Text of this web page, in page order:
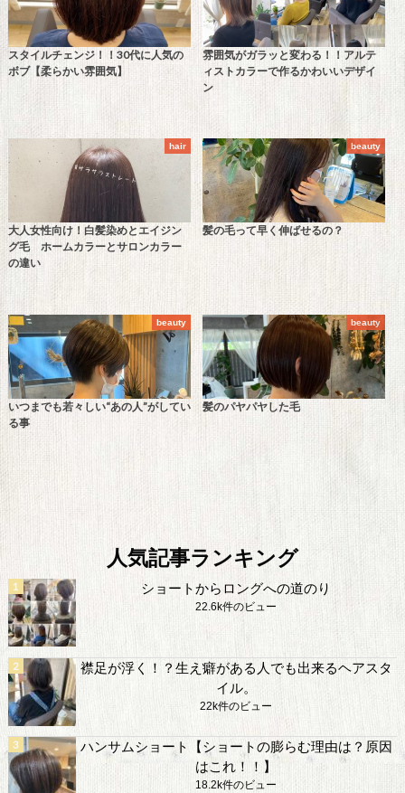
スタイルチェンジ！！30代に人気の
ボブ【柔らかい雰囲気】
雰囲気がガラッと変わる！！アルテ
ィストカラーで作るかわいいデザイ
ン
hair
大人女性向け！白髪染めとエイジン
グ毛 ホームカラーとサロンカラー
の違い
beauty
髪の毛って早く伸ばせるの？
beauty
いつまでも若々しい“あの人”がしてい
る事
beauty
髪のパヤパヤした毛
人気記事ランキング
ショートからロングへの道のり
22.6k件のビュー
襟足が浮く！？生え癖がある人でも出来るヘアスタ
イル。
22k件のビュー
ハンサムショート【ショートの膨らむ理由は？原因
はこれ！！】
18.2k件のビュー